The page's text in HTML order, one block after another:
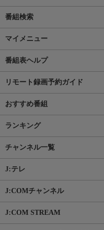
番組検索
マイメニュー
番組表ヘルプ
リモート録画予約ガイド
おすすめ番組
ランキング
チャンネル一覧
J:テレ
J:COMチャンネル
J:COM STREAM